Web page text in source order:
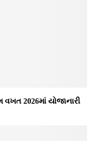
2026માં યોજાનારી